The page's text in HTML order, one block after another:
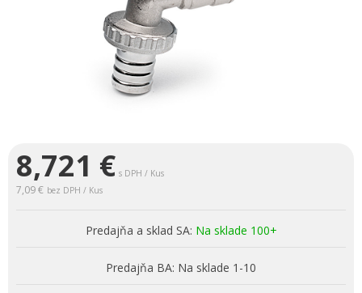
8,721 € s DPH / Kus
7,09 € bez DPH / Kus
Predajňa a sklad SA: Na sklade 100+
Predajňa BA: Na sklade 1-10